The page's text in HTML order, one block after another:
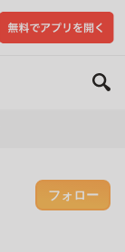
フォロー